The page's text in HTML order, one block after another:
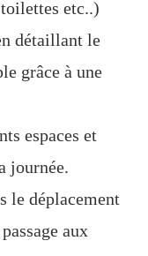
etc..)
détaillant le
grâce à une
espaces et
journée.
le déplacement
aux